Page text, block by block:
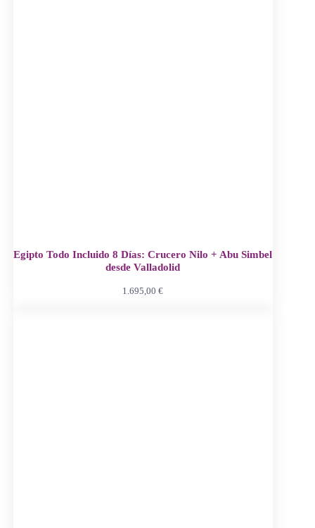
Egipto Todo Incluido 8 Días: Crucero Nilo + Abu Simbel
desde Valladolid
1.695,00€